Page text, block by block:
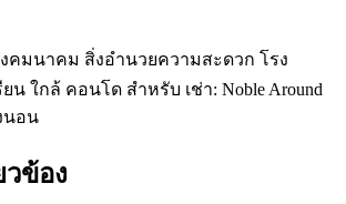
งคมนาคม สิ่งอำนวยความสะดวก โรง
น ใกล้ คอนโด สำหรับ เช่า: Noble Around
นอน
วข้อง